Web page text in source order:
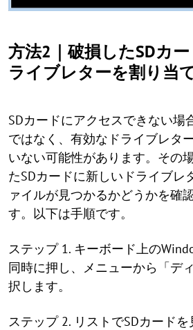
方法2｜破損したSDカ
ライブレターを割り当
SDカードにアクセスできない場
ではなく、有効なドライブレタ
いない可能性があります。その
たSDカードに新しいドライブレ
ァイルが見つかるかどうかを確
す。以下は手順です。
ステップ 1. キーボード上の
同時に押し、メニューから「デ
択します。
ステップ 2. リストでSDカード